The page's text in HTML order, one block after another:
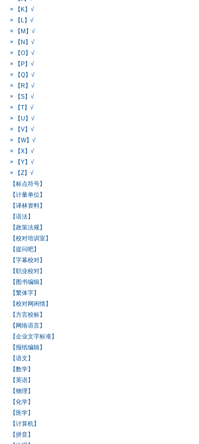
× 【K】√
× 【L】√
× 【M】√
× 【N】√
× 【O】√
× 【P】√
× 【Q】√
× 【R】√
× 【S】√
× 【T】√
× 【U】√
× 【V】√
× 【W】√
× 【X】√
× 【Y】√
× 【Z】√
【标点符号】
【计量单位】
【译林资料】
【语法】
【政策法规】
【校对培训室】
【提问吧】
【字幕校对】
【职业校对】
【图书编辑】
【繁体字】
【校对网闲情】
【方言校标】
【网络语言】
【企业文字标准】
【报纸编辑】
【语文】
【数学】
【英语】
【物理】
【化学】
【医学】
【计算机】
【拼音】